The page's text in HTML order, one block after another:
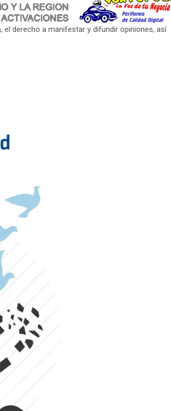
el derecho a manifestar y difundir opiniones, así